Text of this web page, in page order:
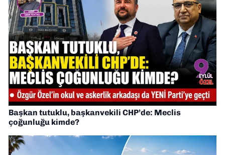
Başkan tutuklu, başkanvekili CHP’de: Meclis
çoğunluğu kimde?